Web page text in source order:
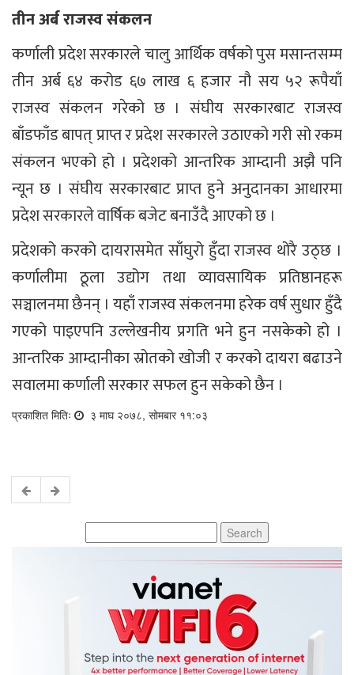
तीन अर्ब राजस्व संकलन
कर्णाली प्रदेश सरकारले चालु आर्थिक वर्षको पुस मसान्तसम्म
तीन अर्ब ६४ करोड ६७ लाख ६ हजार नौ सय ५२ रूपैयाँ
राजस्व संकलन गरेको छ । संघीय सरकारबाट राजस्व
बाँडफाँड बापत् प्राप्त र प्रदेश सरकारले उठाएको गरी सो रकम
संकलन भएको हो । प्रदेशको आन्तरिक आम्दानी अझै पनि
न्यून छ । संघीय सरकारबाट प्राप्त हुने अनुदानका आधारमा
प्रदेश सरकारले वार्षिक बजेट बनाउँदै आएको छ ।
प्रदेशको करको दायरासमेत साँघुरो हुँदा राजस्व थोरै उठ्छ ।
कर्णालीमा ठूला उद्योग तथा व्यावसायिक प्रतिष्ठानहरू
सञ्चालनमा छैनन् । यहाँ राजस्व संकलनमा हरेक वर्ष सुधार हुँदै
गएको पाइएपनि उल्लेखनीय प्रगति भने हुन नसकेको हो ।
आन्तरिक आम्दानीका स्रोतको खोजी र करको दायरा बढाउने
सवालमा कर्णाली सरकार सफल हुन सकेको छैन ।
प्रकाशित मितिः ३ माघ २०७८, सोमबार ११:०३
for: